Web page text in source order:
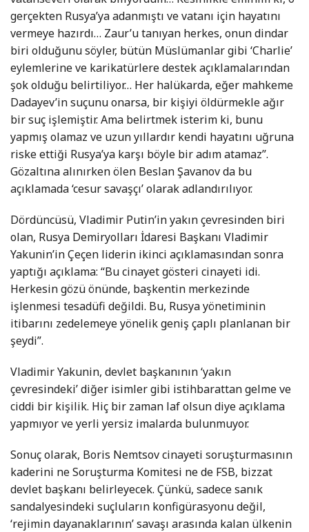
gerçekten Rusya’ya adanmıştı ve vatanı için hayatını
vermeye hazırdı… Zaur’u tanıyan herkes, onun dindar
biri olduğunu söyler, bütün Müslümanlar gibi ‘Charlie’
eylemlerine ve karikatürlere destek açıklamalarından
şok olduğu belirtiliyor… Her halükarda, eğer mahkeme
Dadayev’in suçunu onarsa, bir kişiyi öldürmekle ağır
bir suç işlemiştir. Ama belirtmek isterim ki, bunu
yapmış olamaz ve uzun yıllardır kendi hayatını uğruna
riske ettiği Rusya’ya karşı böyle bir adım atamaz”.
Gözaltına alınırken ölen Beslan Şavanov da bu
açıklamada ‘cesur savaşçı’ olarak adlandırılıyor.
Dördüncüsü, Vladimir Putin’in yakın çevresinden biri
olan, Rusya Demiryolları İdaresi Başkanı Vladimir
Yakunin’in Çeçen liderin ikinci açıklamasından sonra
yaptığı açıklama: “Bu cinayet gösteri cinayeti idi.
Herkesin gözü önünde, başkentin merkezinde
işlenmesi tesadüfi değildi. Bu, Rusya yönetiminin
itibarını zedelemeye yönelik geniş çaplı planlanan bir
şeydi”.
Vladimir Yakunin, devlet başkanının ‘yakın
çevresindeki’ diğer isimler gibi istihbarattan gelme ve
ciddi bir kişilik. Hiç bir zaman laf olsun diye açıklama
yapmıyor ve yerli yersiz imalarda bulunmuyor.
Sonuç olarak, Boris Nemtsov cinayeti soruşturmasının
kaderini ne Soruşturma Komitesi ne de FSB, bizzat
devlet başkanı belirleyecek. Çünkü, sadece sanık
sandalyesindeki suçluların konfigürasyonu değil,
‘rejimin dayanaklarının’ savaşı arasında kalan ülkenin